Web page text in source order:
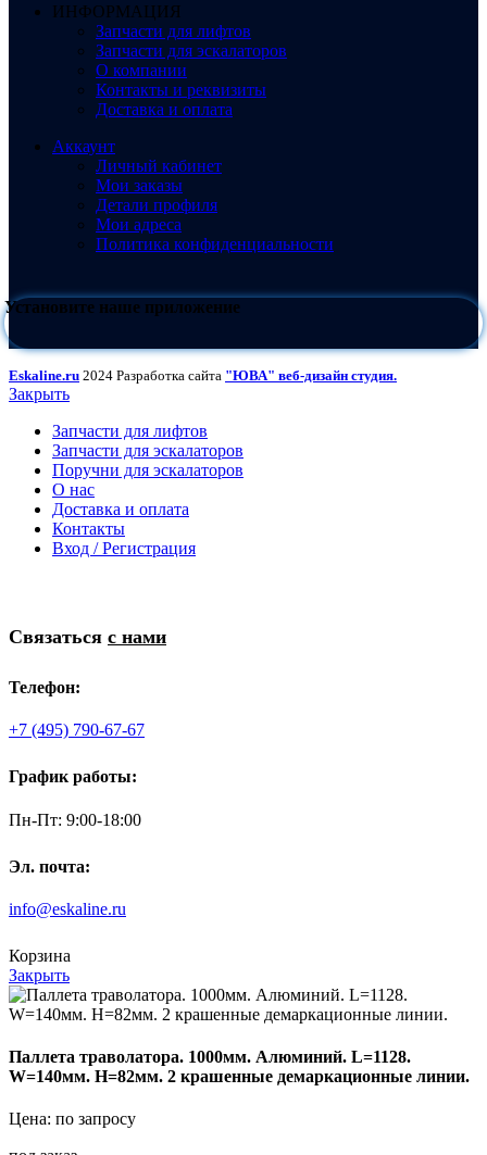
ИНФОРМАЦИЯ
Запчасти для лифтов
Запчасти для эскалаторов
О компании
Контакты и реквизиты
Доставка и оплата
Аккаунт
Личный кабинет
Мои заказы
Детали профиля
Мои адреса
Политика конфиденциальности
Установите наше приложение
Eskaline.ru 2024 Разработка сайта "ЮВА" веб-дизайн студия.
Закрыть
Запчасти для лифтов
Запчасти для эскалаторов
Поручни для эскалаторов
О нас
Доставка и оплата
Контакты
Вход / Регистрация
Связаться с нами
Телефон:
+7 (495) 790-67-67
График работы:
Пн-Пт: 9:00-18:00
Эл. почта:
info@eskaline.ru
Корзина
Закрыть
Паллета траволатора. 1000мм. Алюминий. L=1128.
W=140мм. H=82мм. 2 крашенные демаркационные линии.
Цена: по запросу